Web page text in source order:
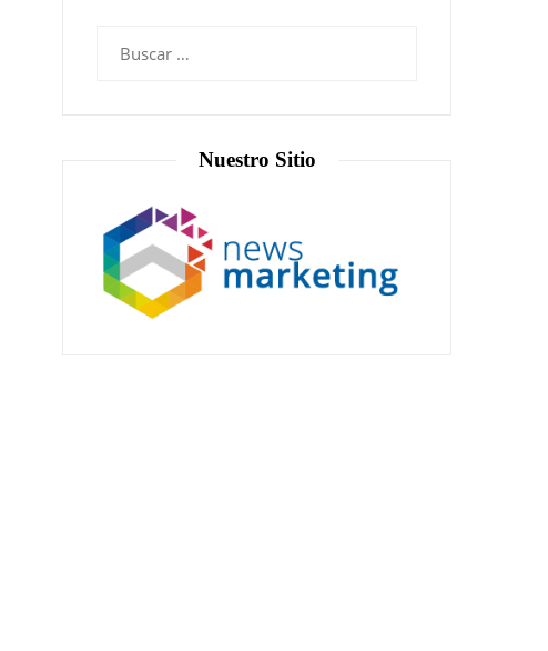
Nuestro Sitio